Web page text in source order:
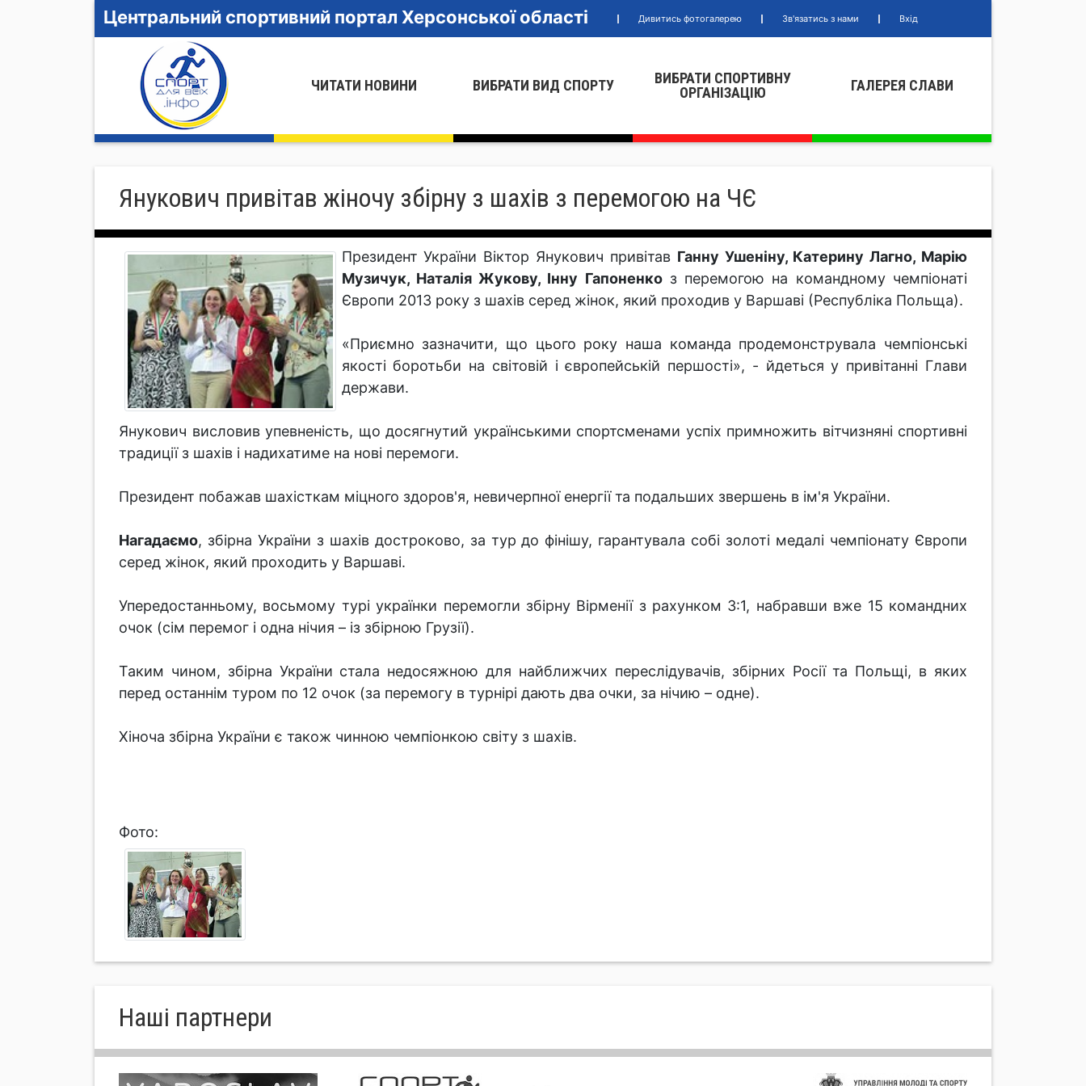
Центральний спортивний портал Херсонської області Дивитись фотогалерею Зв'язатись з нами Вхід
ЧИТАТИ НОВИНИ ВИБРАТИ ВИД СПОРТУ
ВИБРАТИ СПОРТИВНУ
ОРГАНIЗАЦIЮ
ГАЛЕРЕЯ СЛАВИ
Янукович привітав жіночу збірну з шахів з перемогою на ЧЄ
Президент України Віктор Янукович привітав Ганну Ушеніну, Катерину Лагно, Марію
Музичук, Наталія Жукову, Інну Гапоненкоз перемогою на командному чемпіонаті
Європи 2013 року з шахів серед жінок, який проходив у Варшаві (Республіка Польща).
«Приємно зазначити, що цього року наша команда продемонструвала чемпіонські
якості боротьби на світовій і європейській першості», - йдеться у привітанні Глави
держави.
Янукович висловив упевненість, що досягнутий українськими спортсменами успіх примножить вітчизняні спортивні
традиції з шахів і надихатиме на нові перемоги.
Президент побажав шахісткам міцного здоров'я, невичерпної енергії та подальших звершень в ім'я України.
Нагадаємо, збірна України з шахів достроково, за тур до фінішу, гарантувала собі золоті медалі чемпіонату Європи
серед жінок, який проходить у Варшаві.
Упередостанньому, восьмому турі українки перемогли збірну Вірменії з рахунком 3:1, набравши вже 15 командних
очок (сім перемог і одна нічия – із збірною Грузії).
Таким чином, збірна України стала недосяжною для найближчих переслідувачів, збірних Росії та Польщі, в яких
перед останнім туром по 12 очок (за перемогу в турнірі дають два очки, за нічию – одне).
Хіноча збірна України є також чинною чемпіонкою світу з шахів.
Фото:
Нашi партнери